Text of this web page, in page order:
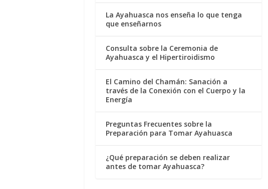
La Ayahuasca nos enseña lo que tenga
que enseñarnos
Consulta sobre la Ceremonia de
Ayahuasca y el Hipertiroidismo
El Camino del Chamán: Sanación a
través de la Conexión con el Cuerpo y la
Energía
Preguntas Frecuentes sobre la
Preparación para Tomar Ayahuasca
¿Qué preparación se deben realizar
antes de tomar Ayahuasca?